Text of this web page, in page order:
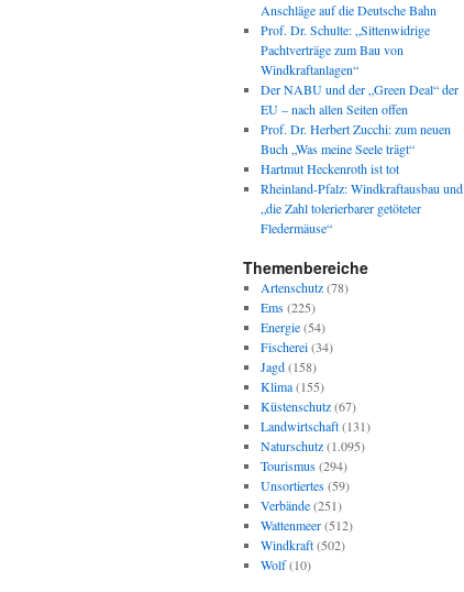
Anschläge auf die Deutsche Bahn
Prof. Dr. Schulte: „Sittenwidrige
Pachtverträge zum Bau von
Windkraftanlagen“
Der NABU und der „Green Deal“ der
EU – nach allen Seiten offen
Prof. Dr. Herbert Zucchi: zum neuen
Buch „Was meine Seele trägt“
Hartmut Heckenroth ist tot
Rheinland-Pfalz: Windkraftausbau und
„die Zahl tolerierbarer getöteter
Fledermäuse“
Themenbereiche
Artenschutz(78)
Ems(225)
Energie(54)
Fischerei(34)
Jagd(158)
Klima(155)
Küstenschutz(67)
Landwirtschaft(131)
Naturschutz(1.095)
Tourismus(294)
Unsortiertes(59)
Verbände(251)
Wattenmeer(512)
Windkraft(502)
Wolf(10)